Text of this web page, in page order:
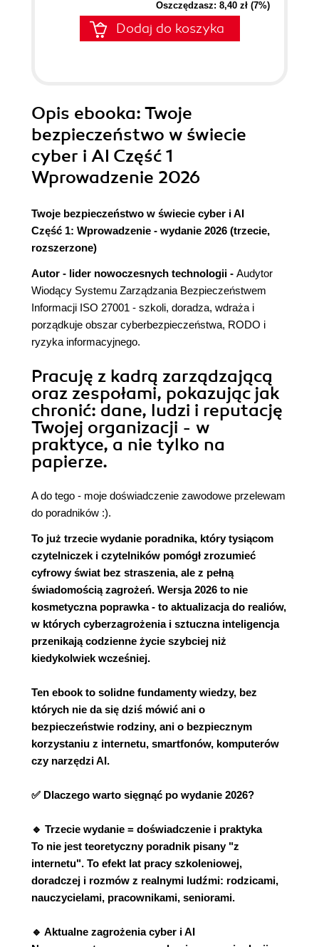
Oszczędzasz: 8,40 zł (7%)
Dodaj do koszyka
Opis ebooka: Twoje
bezpieczeństwo w świecie
cyber i AI Część 1
Wprowadzenie 2026
Twoje bezpieczeństwo w świecie cyber i AI
Część 1: Wprowadzenie - wydanie 2026 (trzecie,
rozszerzone)
Autor - lider nowoczesnych technologii - Audytor
Wiodący Systemu Zarządzania Bezpieczeństwem
Informacji ISO 27001 - szkoli, doradza, wdraża i
porządkuje obszar cyberbezpieczeństwa, RODO i
ryzyka informacyjnego.
Pracuję z kadrą zarządzającą
oraz zespołami, pokazując jak
chronić: dane, ludzi i reputację
Twojej organizacji - w
praktyce, a nie tylko na
papierze.
A do tego - moje doświadczenie zawodowe przelewam
do poradników :).
To już trzecie wydanie poradnika, który tysiącom
czytelniczek i czytelników pomógł zrozumieć
cyfrowy świat bez straszenia, ale z pełną
świadomością zagrożeń. Wersja 2026 to nie
kosmetyczna poprawka - to aktualizacja do realiów,
w których cyberzagrożenia i sztuczna inteligencja
przenikają codzienne życie szybciej niż
kiedykolwiek wcześniej.
Ten ebook to solidne fundamenty wiedzy, bez
których nie da się dziś mówić ani o
bezpieczeństwie rodziny, ani o bezpiecznym
korzystaniu z internetu, smartfonów, komputerów
czy narzędzi AI.
✅ Dlaczego warto sięgnąć po wydanie 2026?
🔹 Trzecie wydanie = doświadczenie i praktyka
To nie jest teoretyczny poradnik pisany "z
internetu". To efekt lat pracy szkoleniowej,
doradczej i rozmów z realnymi ludźmi: rodzicami,
nauczycielami, pracownikami, seniorami.
🔹 Aktualne zagrożenia cyber i AI